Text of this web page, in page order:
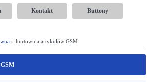
Kontakt Buttony
» hurtownia artykułów GSM